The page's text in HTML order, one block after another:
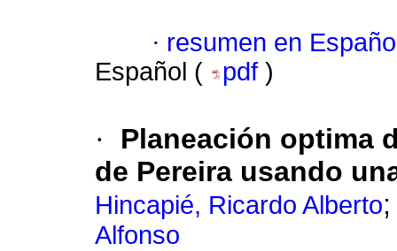
· resumen en
Español (
pdf )
·
Planeación optima
de Pereira usando
Hincapié, Ricardo Alberto
Alfonso